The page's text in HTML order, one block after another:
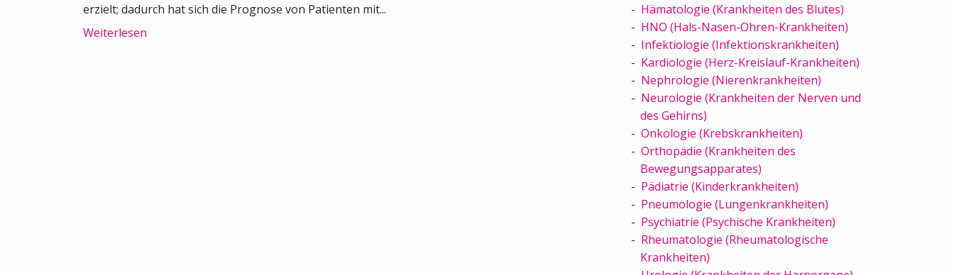
erzielt; dadurch hat sich die Prognose von Patienten mit...
Weiterlesen
Hämatologie (Krankheiten des Blutes)
HNO (Hals-Nasen-Ohren-Krankheiten)
Infektiologie (Infektionskrankheiten)
Kardiologie (Herz-Kreislauf-Krankheiten)
Nephrologie (Nierenkrankheiten)
Neurologie (Krankheiten der Nerven und
des Gehirns)
Onkologie (Krebskrankheiten)
Orthopädie (Krankheiten des
Bewegungsapparates)
Pädiatrie (Kinderkrankheiten)
Pneumologie (Lungenkrankheiten)
Psychiatrie (Psychische Krankheiten)
Rheumatologie (Rheumatologische
Krankheiten)